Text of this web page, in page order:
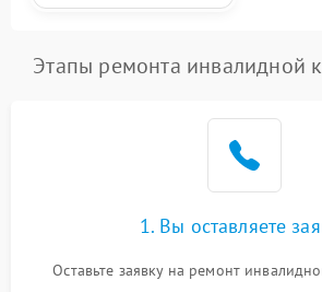
Этапы ремонта инвалидной
1. Вы оставляете
Оставьте заявку на ремонт